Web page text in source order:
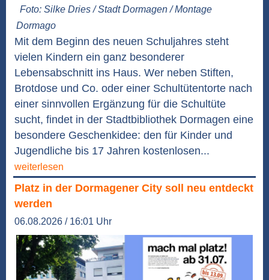
Foto: Silke Dries / Stadt Dormagen / Montage
Dormago
Mit dem Beginn des neuen Schuljahres steht
vielen Kindern ein ganz besonderer
Lebensabschnitt ins Haus. Wer neben Stiften,
Brotdose und Co. oder einer Schultütentorte nach
einer sinnvollen Ergänzung für die Schultüte
sucht, findet in der Stadtbibliothek Dormagen eine
besondere Geschenkidee: den für Kinder und
Jugendliche bis 17 Jahren kostenlosen...
weiterlesen
Platz in der Dormagener City soll neu entdeckt
werden
06.08.2026 / 16:01 Uhr